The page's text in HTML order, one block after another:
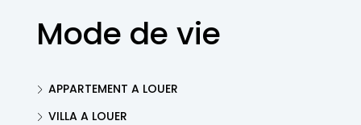
Mode de vie
APPARTEMENT A LOUER
VILLA A LOUER